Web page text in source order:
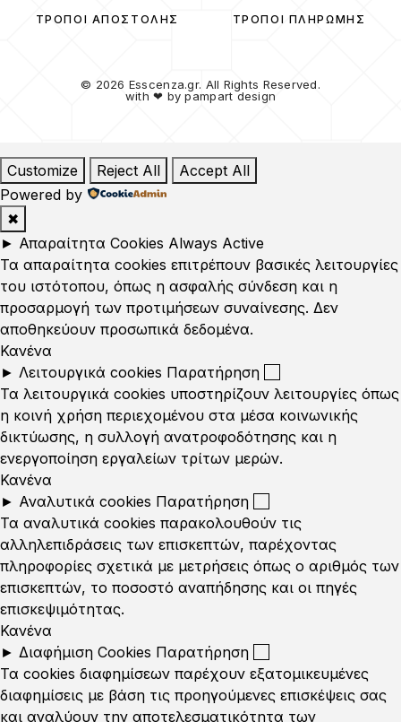
ΤΡΌΠΟΙ ΑΠΟΣΤΟΛΉΣ ΤΡΌΠΟΙ ΠΛΗΡΩΜΉΣ
© 2026 Esscenza.gr. All Rights Reserved.
with ❤ bypampart design
Customize Reject All
Accept All
Powered by
✖
► Απαραίτητα Cookies Always Active
Τα απαραίτητα cookies επιτρέπουν βασικές λειτουργίες
του ιστότοπου, όπως η ασφαλής σύνδεση και η
προσαρμογή των προτιμήσεων συναίνεσης. Δεν
αποθηκεύουν προσωπικά δεδομένα.
Κανένα
► Λειτουργικά cookies Παρατήρηση
Τα λειτουργικά cookies υποστηρίζουν λειτουργίες όπως
η κοινή χρήση περιεχομένου στα μέσα κοινωνικής
δικτύωσης, η συλλογή ανατροφοδότησης και η
ενεργοποίηση εργαλείων τρίτων μερών.
Κανένα
► Αναλυτικά cookies Παρατήρηση
Τα αναλυτικά cookies παρακολουθούν τις
αλληλεπιδράσεις των επισκεπτών, παρέχοντας
πληροφορίες σχετικά με μετρήσεις όπως ο αριθμός των
επισκεπτών, το ποσοστό αναπήδησης και οι πηγές
επισκεψιμότητας.
Κανένα
► Διαφήμιση Cookies Παρατήρηση
Τα cookies διαφημίσεων παρέχουν εξατομικευμένες
διαφημίσεις με βάση τις προηγούμενες επισκέψεις σας
και αναλύουν την αποτελεσματικότητα των